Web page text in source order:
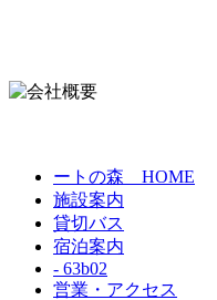
ートの森 HOME
施設案内
貸切バス
宿泊案内
- 63b02
営業・アクセス